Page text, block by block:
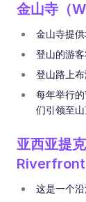
金山寺（
金山寺提
登山的游
登山路上
每年举行
们引领至山
亚西亚提
Riverfront
这是一个